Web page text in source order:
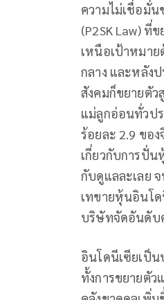
ความไม่เชื่อมั่
(P2SK Law) ที่
เหนือเป้าหมาย
กลาง และหลัง
สังคมก็ขยายตัว
แม่ลูกอ่อนทั่วป
ร้อยละ 2.9 ขอ
เกี่ยวกับการปั่
กับดูแลละเลย
เทขายหุ้นอินโ
บริษัทจัดอันดับ
อินโดนีเซียเป็น
ทั้งการขยายตัว